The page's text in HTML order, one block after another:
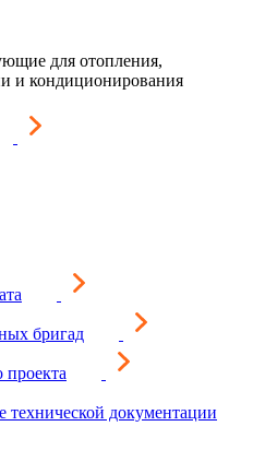
для отопления,
и кондиционирования
бригад
проекта
технической документации